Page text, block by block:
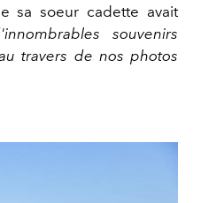
sa soeur cadette avait
souvenirs
travers de nos photos